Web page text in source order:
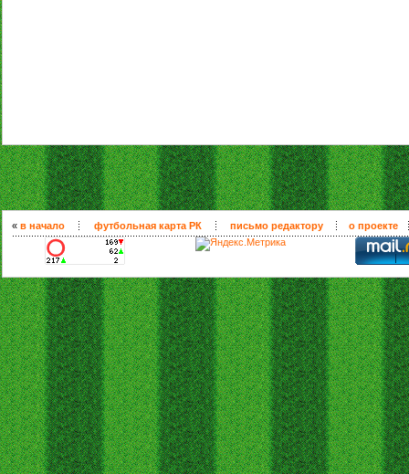
« в начало футбольная карта РК письмо редактору о проекте